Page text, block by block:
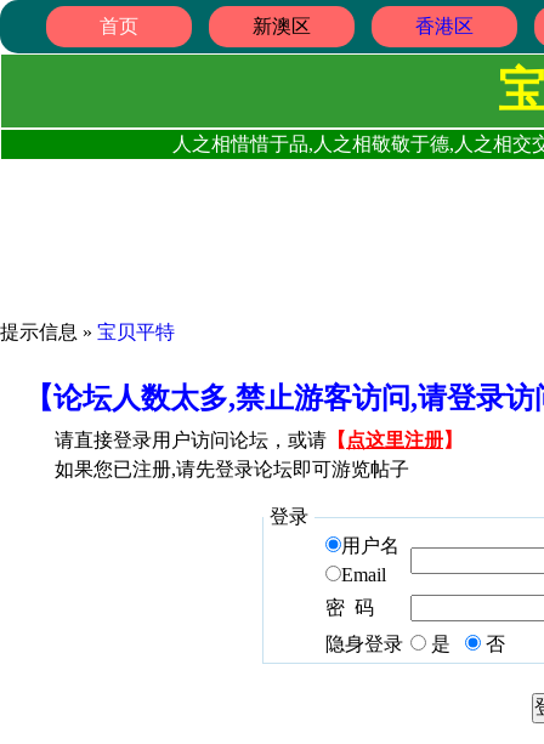
首页 新澳区 香港区
人之相惜惜于品,人之相敬敬于德,人之相
提示信息 » 宝贝平特
【论坛人数太多,禁止游客访问,请登录
请直接登录用户访问论坛，或请 【 点这里注册】
如果您已注册,请先登录论坛即可游览帖子
登录
用户名
Email
密 码
隐身登录
是 否